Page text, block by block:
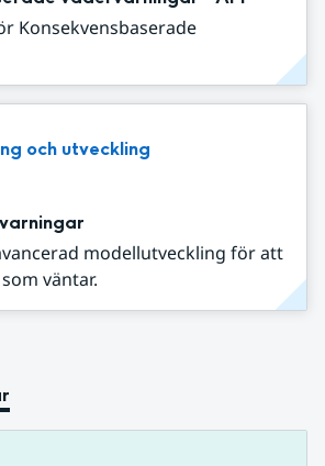
Konsekvensbaserade
och utveckling
modellutveckling för att
väntar.